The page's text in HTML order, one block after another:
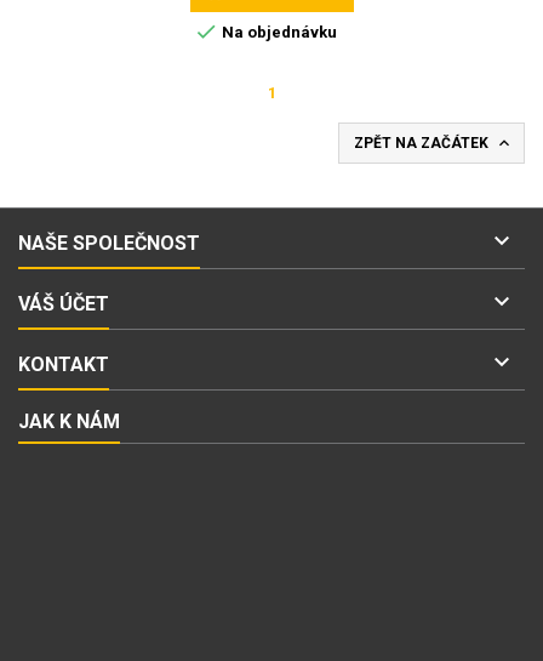
 Na objednávku
1
ZPĚT NA ZAČÁTEK 
NAŠE SPOLEČNOST 
VÁŠ ÚČET 
KONTAKT 
JAK K NÁM